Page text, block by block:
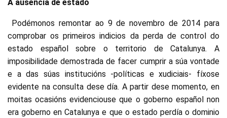
A ausencia de estado
Podémonos remontar ao 9 de novembro de 2014 para
comprobar os primeiros indicios da perda de control do
estado español sobre o territorio de Catalunya. A
imposibilidade demostrada de facer cumprir a súa vontade
e a das súas institucións -políticas e xudiciais- fíxose
evidente na consulta dese día. A partir dese momento, en
moitas ocasións evidenciouse que o goberno español non
era goberno en Catalunya e que o estado perdía o dominio